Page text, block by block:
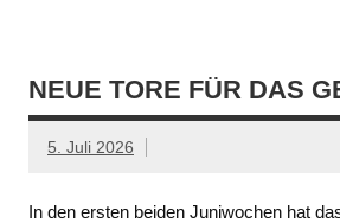
NEUE TORE FÜR DAS
5. Juli 2026
In den ersten beiden Juniwochen hat